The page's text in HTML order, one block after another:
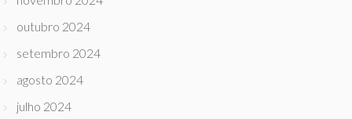
outubro 2024
setembro 2024
agosto 2024
julho 2024